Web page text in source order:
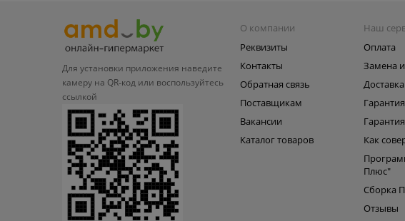
Для установки приложения наведите
камеру на QR‑код или воспользуйтесь
ссылкой
О компании
Реквизиты
Контакты
Обратная связь
Поставщикам
Вакансии
Каталог товаров
Наш
Оплата
Замена
Доставка
Как
Плюс"
Сборка
Отзывы